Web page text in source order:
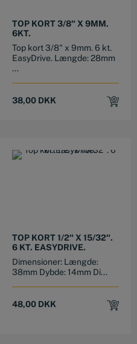
TOP KORT 3/8″ X 9MM.
6KT.
Top kort 3/8" x 9mm. 6 kt.
EasyDrive. Længde: 28mm
...
38,00 DKK
TOP KORT 1/2″ X 15/32″.
6 KT. EASYDRIVE.
Dimensioner: Længde:
38mm Dybde: 14mm Di...
48,00 DKK